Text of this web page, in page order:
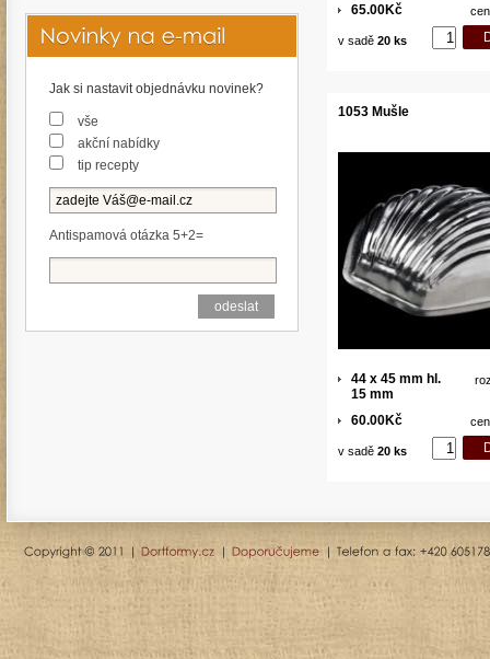
65.00Kč
v sadě 20 ks
1053 Mušle
44 x 45 mm hl.
15 mm
60.00Kč
v sadě 20 ks
Jak si nastavit objednávku novinek?
vše
akční nabídky
tip recepty
Antispamová otázka 5+2=